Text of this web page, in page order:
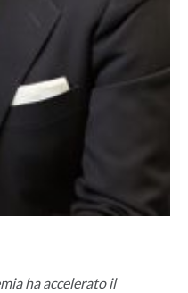
ha accelerato il